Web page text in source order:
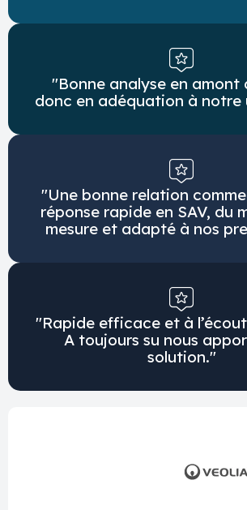
"Bonne analyse en amont
donc en adéquation à
"Une bonne relation
réponse rapide en SAV, du
mesure et adapté à nos
"Rapide efficace et à
A toujours su nous
solution."